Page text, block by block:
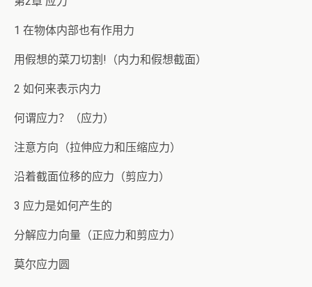
1 在物体内部也有作用力
用假想的菜刀切割!（内力和假想截面）
2 如何来表示内力
何谓应力？（应力）
注意方向（拉伸应力和压缩应力）
沿着截面位移的应力（剪应力）
3 应力是如何产生的
分解应力向量（正应力和剪应力）
莫尔应力圆